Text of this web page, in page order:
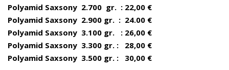
Polyamid Saxsony 2.700 gr. : 22,00 €
Polyamid Saxsony 2.900 gr. : 24.00 €
Polyamid Saxsony 3.100 gr. : 26,00 €
Polyamid Saxsony 3.300 gr. : 28,00 €
Polyamid Saxsony 3.500 gr. : 30,00 €